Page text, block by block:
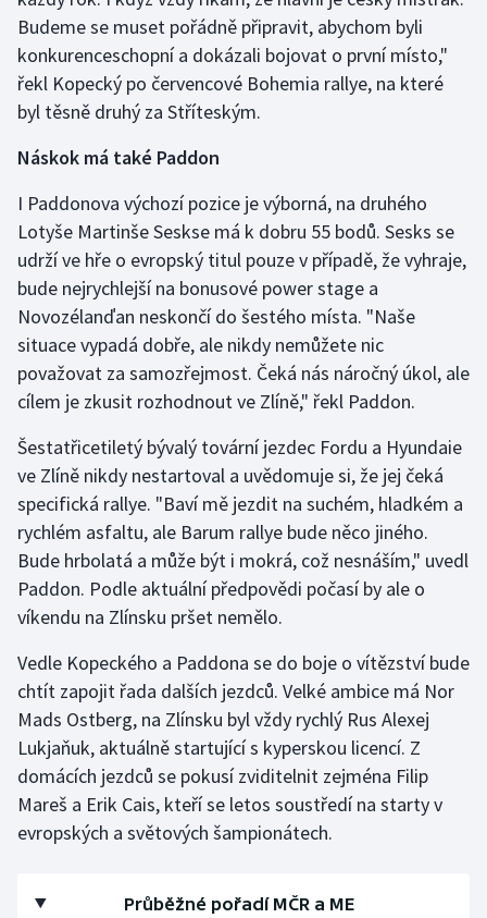
Budeme se muset pořádně připravit, abychom byli
konkurenceschopní a dokázali bojovat o první místo,"
řekl Kopecký po červencové Bohemia rallye, na které
byl těsně druhý za Stříteským.
Náskok má také Paddon
I Paddonova výchozí pozice je výborná, na druhého
Lotyše Martinše Seskse má k dobru 55 bodů. Sesks se
udrží ve hře o evropský titul pouze v případě, že vyhraje,
bude nejrychlejší na bonusové power stage a
Novozélanďan neskončí do šestého místa. "Naše
situace vypadá dobře, ale nikdy nemůžete nic
považovat za samozřejmost. Čeká nás náročný úkol, ale
cílem je zkusit rozhodnout ve Zlíně," řekl Paddon.
Šestatřicetiletý bývalý tovární jezdec Fordu a Hyundaie
ve Zlíně nikdy nestartoval a uvědomuje si, že jej čeká
specifická rallye. "Baví mě jezdit na suchém, hladkém a
rychlém asfaltu, ale Barum rallye bude něco jiného.
Bude hrbolatá a může být i mokrá, což nesnáším," uvedl
Paddon. Podle aktuální předpovědi počasí by ale o
víkendu na Zlínsku pršet nemělo.
Vedle Kopeckého a Paddona se do boje o vítězství bude
chtít zapojit řada dalších jezdců. Velké ambice má Nor
Mads Ostberg, na Zlínsku byl vždy rychlý Rus Alexej
Lukjaňuk, aktuálně startující s kyperskou licencí. Z
domácích jezdců se pokusí zviditelnit zejména Filip
Mareš a Erik Cais, kteří se letos soustředí na starty v
evropských a světových šampionátech.
Průběžné pořadí MČR a ME